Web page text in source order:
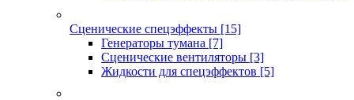
Сценические спецэффекты [15]
Генераторы тумана [7]
Сценические вентиляторы [3]
Жидкости для спецэффектов [5]